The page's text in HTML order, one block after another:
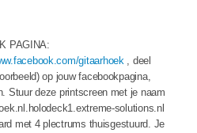
PAGINA:
gitaarhoek, deel
op jouw facebookpagina,
Stuur deze printscreen met je naam
solutions.nl
met 4 plectrums thuisgestuurd. Je